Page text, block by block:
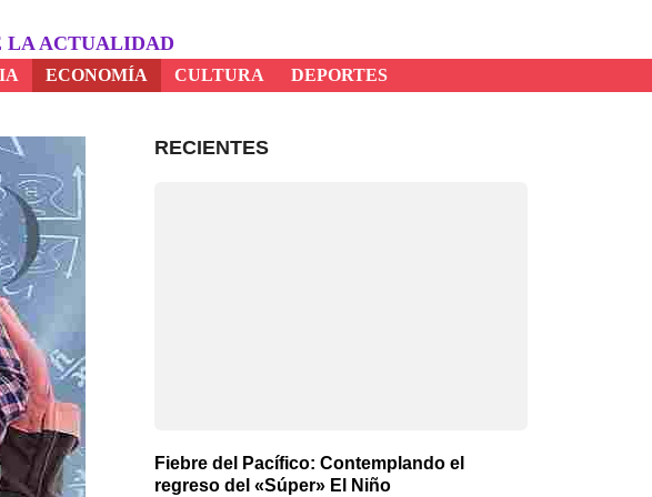
LA ACTUALIDAD
ECONOMÍA CULTURA DEPORTES
RECIENTES
Fiebre del Pacífico: Contemplando el
regreso del «Súper» El Niño